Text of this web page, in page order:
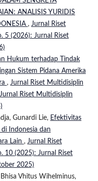
ANALISIS YURIDIS
, Jurnal Riset
5 (2026): Jurnal Riset
Hukum terhadap Tindak
Sistem Pidana Amerika
, Jurnal Riset Multidisiplin
Riset Multidisiplin
Gunardi Lie, Efektivitas
Indonesia dan
Lain , Jurnal Riset
10 (2025): Jurnal Riset
2025)
Vhitus Wihelminus,